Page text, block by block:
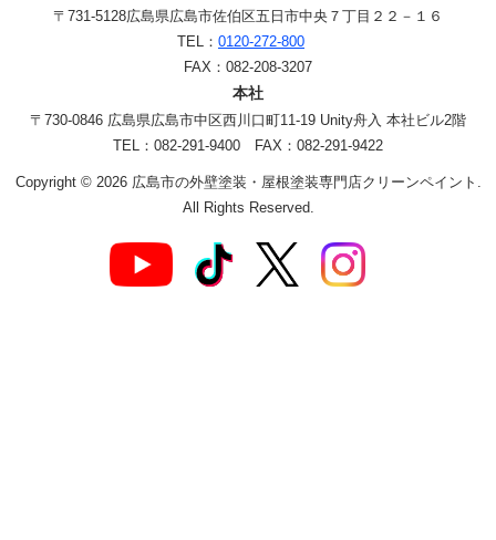
〒731-5128広島県広島市佐伯区五日市中央７丁目２２－１６
TEL： 0120-272-800
FAX：082-208-3207
本社
〒730-0846 広島県広島市中区西川口町11-19 Unity舟入 本社ビル2階
TEL：082-291-9400 FAX：082-291-9422
Copyright © 2026 広島市の外壁塗装・屋根塗装専門店クリーンペイント.
All Rights Reserved.